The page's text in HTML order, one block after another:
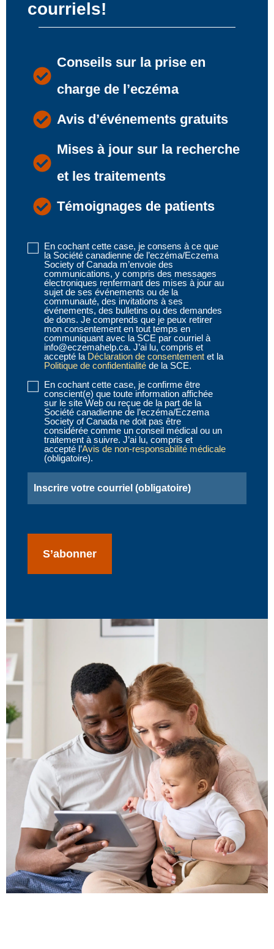
courriels!
Conseils sur la prise en
charge de l’eczéma
Avis d’événements gratuits
Mises à jour sur la recherche
et les traitements
Témoignages de patients
Disclaimer
(obligatoire)
En cochant cette case, je consens à ce que
la Société canadienne de l’eczéma/Eczema
Society of Canada m’envoie des
communications, y compris des messages
électroniques renfermant des mises à jour au
sujet de ses événements ou de la
communauté, des invitations à ses
événements, des bulletins ou des demandes
de dons. Je comprends que je peux retirer
mon consentement en tout temps en
communiquant avec la SCE par courriel à
info@eczemahelp.ca. J’ai lu, compris et
accepté la Déclaration de consentement et la
Politique de confidentialité de la SCE.
Disclaimer
(obligatoire)
En cochant cette case, je confirme être
conscient(e) que toute information affichée
sur le site Web ou reçue de la part de la
Société canadienne de l’eczéma/Eczema
Society of Canada ne doit pas être
considérée comme un conseil médical ou un
traitement à suivre. J’ai lu, compris et
accepté l’Avis de non-responsabilité médicale
(obligatoire).
(obligatoire)